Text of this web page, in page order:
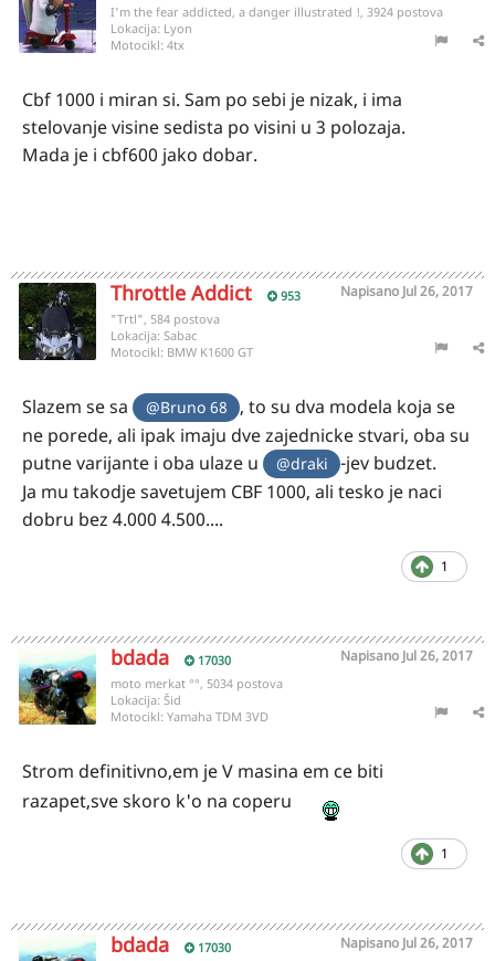
I'm the fear addicted, a danger illustrated !, 3924 postova
Lokacija: Lyon
Motocikl: 4tx
Cbf 1000 i miran si. Sam po sebi je nizak, i ima
stelovanje visine sedista po visini u 3 polozaja.
Mada je i cbf600 jako dobar.
Throttle Addict 953 Napisano Jul 26, 2017
"Trtl", 584 postova
Lokacija: Sabac
Motocikl: BMW K1600 GT
Slazem se sa @Bruno 68
, to su dva modela koja se
ne porede, ali ipak imaju dve zajednicke stvari, oba su
putne varijante i oba ulaze u
@draki
-jev budzet.
Ja mu takodje savetujem CBF 1000, ali tesko je naci
dobru bez 4.000 4.500....
1
bdada 17030 Napisano Jul 26, 2017
moto merkat °°, 5034 postova
Lokacija: Šid
Motocikl: Yamaha TDM 3VD
Strom definitivno,em je V masina em ce biti
razapet,sve skoro k'o na coperu
1
bdada 17030 Napisano Jul 26, 2017